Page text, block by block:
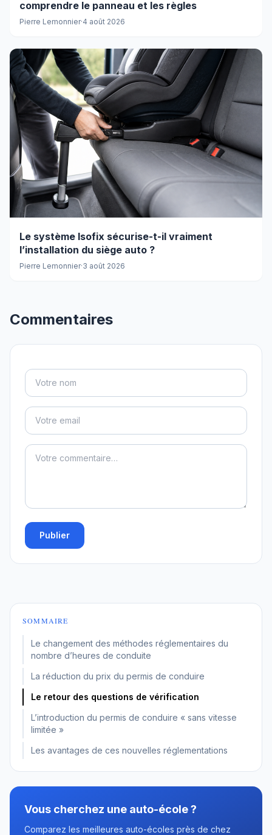
comprendre le panneau et les règles
Pierre Lemonnier·4 août 2026
Le système Isofix sécurise-t-il vraiment
l’installation du siège auto ?
Pierre Lemonnier·3 août 2026
Commentaires
Publier
SOMMAIRE
Le changement des méthodes réglementaires du
nombre d’heures de conduite
La réduction du prix du permis de conduire
Le retour des questions de vérification
L’introduction du permis de conduire « sans vitesse
limitée »
Les avantages de ces nouvelles réglementations
Vous cherchez une auto-école ?
Comparez les meilleures auto-écoles près de chez